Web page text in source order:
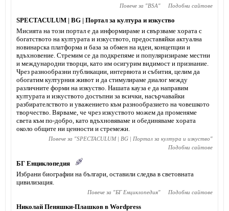
Повече за "BSA" Подобни сайтове
SPECTACULUM | BG | Портал за култура и изкуство
Мисията на този портал е да информираме и свързваме хората с
богатството на културата и изкуството, предоставяйки актуална
новинарска платформа и база за обмен на идеи, концепции и
вдъхновение. Стремим се да подкрепяме и популяризираме местни
и международни творци, като им осигурим видимост и признание.
Чрез разнообразни публикации, интервюта и събития, целим да
обогатим културния живот и да стимулираме диалог между
различните форми на изкуство. Нашата кауза е да направим
културата и изкуството достъпни за всички, насърчавайки
разбирателството и уважението към разнообразието на човешкото
творчество. Вярваме, че чрез изкуството можем да променяме
света към по-добро, като вдъхновяваме и обединяваме хората
около общите ни ценности и стремежи.
Повече за "SPECTACULUM | BG | Портал за култура и изкуство"
Подобни сайтове
БГ Енциклопедия
Избрани биографии на българи, оставили следва в световната
цивилизация.
Повече за "БГ Енциклопедия" Подобни сайтове
Николай Пеняшки-Плашков в Wordpress